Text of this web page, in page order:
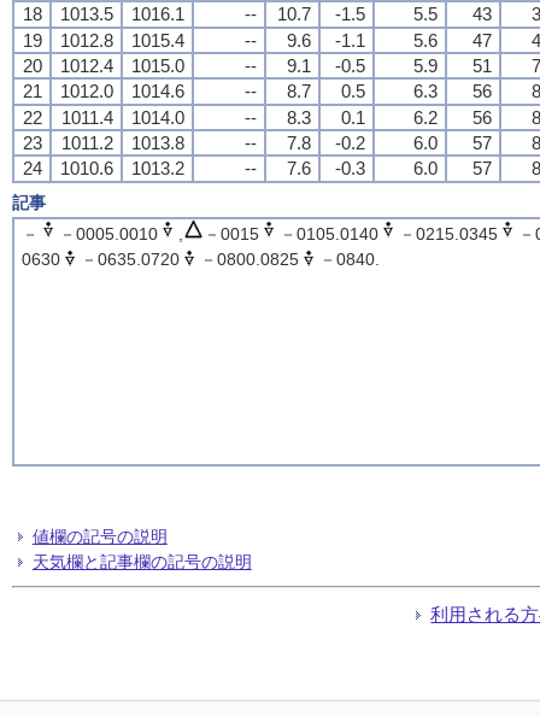
18
1013.5 1016.1 -- 10.7 -1.5 5.5 43
19
1012.8 1015.4 -- 9.6 -1.1 5.6 47
20
1012.4 1015.0 -- 9.1 -0.5 5.9 51
21
1012.0 1014.6 -- 8.7 0.5 6.3 56
22
1011.4 1014.0 -- 8.3 0.1 6.2 56
23
1011.2 1013.8 -- 7.8 -0.2 6.0 57
24
1010.6 1013.2 -- 7.6 -0.3 6.0 57
記事
－
－0005.0010 －0015 －0105.0140 －0215.0345
0630
－0635.0720 －0800.0825 －0840.
値欄の記号の説明
天気欄と記事欄の記号の説明
利用される